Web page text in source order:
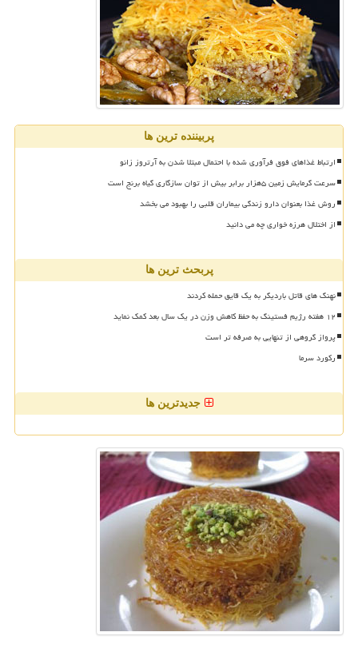
پربیننده ترین ها
ارتباط غذاهای فوق فرآوری شده با احتمال مبتلا شدن به آرتروز زانو
سرعت گرمایش زمین ۵هزار برابر بیش از توان سازگاری گیاه برنج است
روش غذا بعنوان دارو زندگی بیماران قلبی را بهبود می بخشد
از اختلال هرزه خواری چه می دانید
پربحث ترین ها
نهنگ های قاتل باردیگر به یک قایق حمله کردند
۱۲ هفته رژیم فستینگ به حفظ کاهش وزن در یک سال بعد کمک نماید
پرواز گروهی از تنهایی به صرفه تر است
رکورد سرما
جدیدترین ها